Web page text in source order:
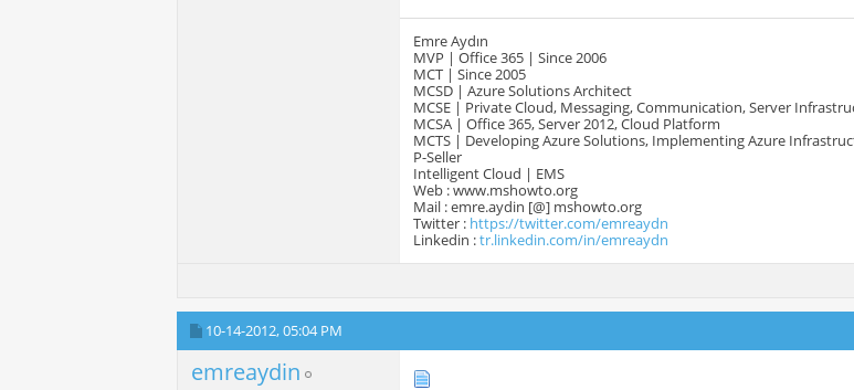
Emre Aydın
MVP | Office 365 | Since 2006
MCT | Since 2005
MCSD | Azure Solutions Architect
MCSE | Private Cloud, Messaging, Communication, Server
MCSA | Office 365, Server 2012, Cloud Platform
MCTS | Developing Azure Solutions, Implementing Azure
P-Seller
Intelligent Cloud | EMS
Web : www.mshowto.org
Mail : emre.aydin [@] mshowto.org
Twitter : https://twitter.com/emreaydn
Linkedin :tr.linkedin.com/in/emreaydn
10-14-2012,05:04 PM
emreaydin